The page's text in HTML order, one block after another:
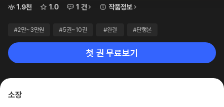
1.9천
1.0 1 건 작품정보
#2만~3만원 #5권~10권 #완결 #단행본
첫 권 무료보기
소장